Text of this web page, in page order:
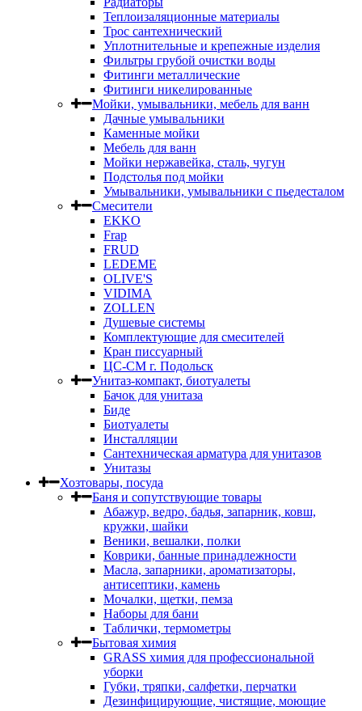
Теплоизаляционные материалы
Трос сантехнический
Уплотнительные и крепежные изделия
Фильтры грубой очистки воды
Фитинги металлические
Фитинги никелированные
Мойки, умывальники, мебель для ванн
Дачные умывальники
Каменные мойки
Мебель для ванн
Мойки нержавейка, сталь, чугун
Подстолья под мойки
Умывальники, умывальники с пьедесталом
Смесители
EKKO
Frap
FRUD
LEDEME
OLIVE'S
VIDIMA
ZOLLEN
Душевые системы
Комплектующие для смесителей
Кран писсуарный
ЦС-СМ г. Подольск
Унитаз-компакт, биотуалеты
Бачок для унитаза
Биде
Биотуалеты
Инсталляции
Сантехническая арматура для унитазов
Унитазы
Хозтовары, посуда
Баня и сопутствующие товары
Абажур, ведро, бадья, запарник, ковш,
кружки, шайки
Веники, вешалки, полки
Коврики, банные принадлежности
Масла, запарники, ароматизаторы,
антисептики, камень
Мочалки, щетки, пемза
Наборы для бани
Таблички, термометры
Бытовая химия
GRASS химия для профессиональной
уборки
Губки, тряпки, салфетки, перчатки
Дезинфицирующие, чистящие, моющие